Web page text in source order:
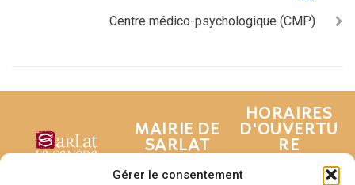
Gérer le consentement
Centre médico-psychologique (CMP)
MAIRIE DE
SARLAT
HORAIRES
D'OUVERTU
RE